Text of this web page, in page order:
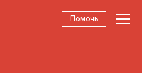
Помочь